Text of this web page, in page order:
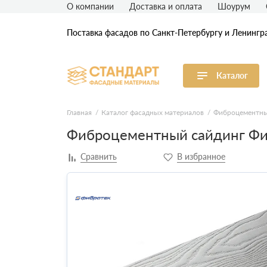
Поставка фасадов по Санкт-Петербургу и
Каталог
Виниловый сайдинг
Акриловый сайдинг
Фасадная штукатурка
О компании Доставка и оплата Шоурум
Главная Каталог фасадных материалов
Фиброцементный сайдинг